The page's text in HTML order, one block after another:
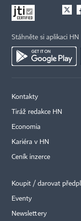
Stáhněte si aplikaci HN
Kontakty
Tiráž redakce HN
Economia
Kariéra v HN
Ceník inzerce
Koupit / darovat
Eventy
Newslettery